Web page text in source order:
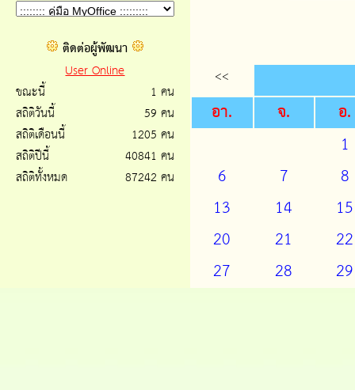
ติดต่อผู้พัฒนา
User Online
ขณะนี้
1 คน
สถิติวันนี้
59 คน
สถิติเดือนนี้
1205 คน
สถิติปีนี้
40841 คน
สถิติทั้งหมด
87242 คน
<<
อา. จ. อ.
1
6
7
8
13
14
15
20
21
22
27
28 29